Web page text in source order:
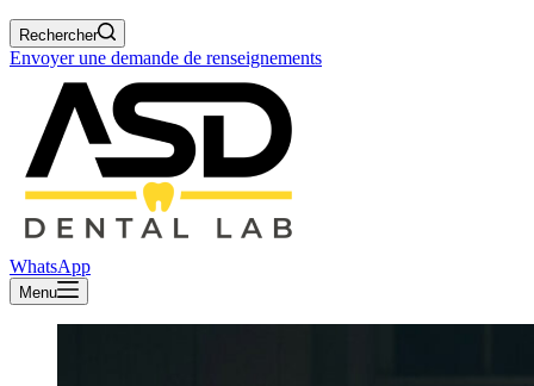
Rechercher
Envoyer une demande de renseignements
WhatsApp
Menu